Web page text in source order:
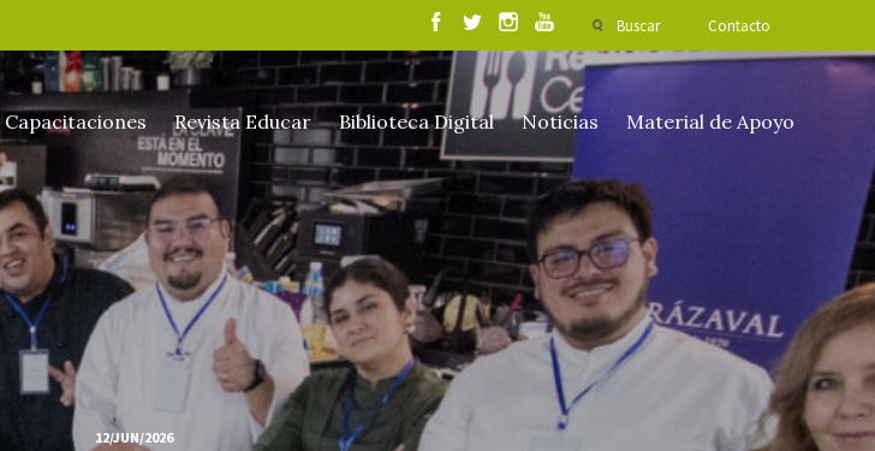
Buscar Contacto
Capacitaciones Revista Educar Biblioteca Digital Noticias Material de Apoyo
12/JUN/2026